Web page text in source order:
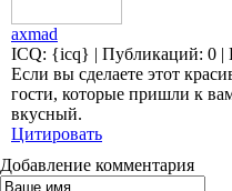
axmad
ICQ: {icq} | Публикаций: 0 |
Если вы сделаете этот
гости, которые пришли к
вкусный.
Цитировать
Добавление комментария